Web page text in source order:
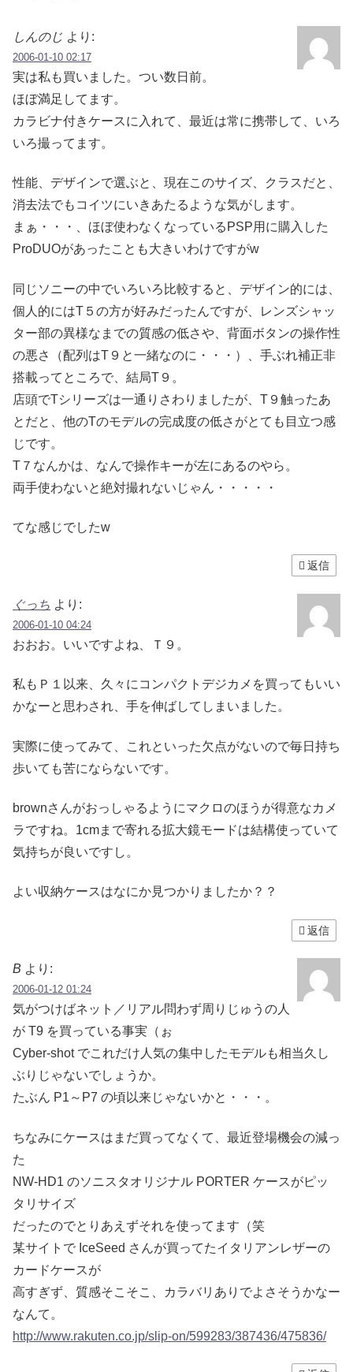
しんのじ より:
2006-01-10 02:17
実は私も買いました。つい数日前。
ほぼ満足してます。
カラビナ付きケースに入れて、最近は常に携帯して、いろ
いろ撮ってます。
性能、デザインで選ぶと、現在このサイズ、クラスだと、
消去法でもコイツにいきあたるような気がします。
まぁ・・・、ほぼ使わなくなっているPSP用に購入した
ProDUOがあったことも大きいわけですがw
同じソニーの中でいろいろ比較すると、デザイン的には、
個人的にはT５の方が好みだったんですが、レンズシャッ
ター部の異様なまでの質感の低さや、背面ボタンの操作性
の悪さ（配列はT９と一緒なのに・・・）、手ぶれ補正非
搭載ってところで、結局T９。
店頭でTシリーズは一通りさわりましたが、T９触ったあ
とだと、他のTのモデルの完成度の低さがとても目立つ感
じです。
T７なんかは、なんで操作キーが左にあるのやら。
両手使わないと絶対撮れないじゃん・・・・・
てな感じでしたw
返信
ぐっち より:
2006-01-10 04:24
おおお。いいですよね、Ｔ９。
私もＰ１以来、久々にコンパクトデジカメを買ってもいい
かなーと思わされ、手を伸ばしてしまいました。
実際に使ってみて、これといった欠点がないので毎日持ち
歩いても苦にならないです。
brownさんがおっしゃるようにマクロのほうが得意なカメ
ラですね。1cmまで寄れる拡大鏡モードは結構使っていて
気持ちが良いですし。
よい収納ケースはなにか見つかりましたか？？
返信
B より:
2006-01-12 01:24
気がつけばネット／リアル問わず周りじゅうの人
が T9 を買っている事実（ぉ
Cyber-shot でこれだけ人気の集中したモデルも相当久し
ぶりじゃないでしょうか。
たぶん P1～P7 の頃以来じゃないかと・・・。
ちなみにケースはまだ買ってなくて、最近登場機会の減っ
た
NW-HD1 のソニスタオリジナル PORTER ケースがピッ
タリサイズ
だったのでとりあえずそれを使ってます（笑
某サイトで IceSeed さんが買ってたイタリアンレザーの
カードケースが
高すぎず、質感そこそこ、カラバリありでよさそうかなー
なんて。
http://www.rakuten.co.jp/slip-on/599283/387436/475836/